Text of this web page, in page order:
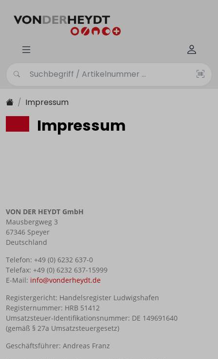
Impressum
Impressum
VON DER HEYDT GmbH
Mausbergweg 3
67346 Speyer
Deutschland
Telefon: +49 (0) 6232 637-0
Telefax: +49 (0) 6232 637-15999
E-Mail: info@vonderheydt.de
Registergericht: Handelsregister Ludwigshafen
Registernummer: HRB 51412
Umsatzsteuer-Identifikationsnummer: DE 149691640
(gemäß § 27a Umsatzsteuergesetz)
Geschäftsführer: Andreas Franz